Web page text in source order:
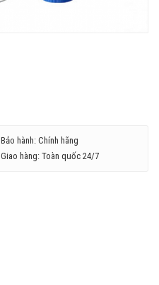
Bảo hành: Chính hãng
Giao hàng: Toàn quốc 24/7